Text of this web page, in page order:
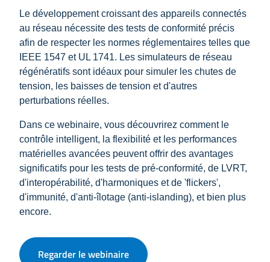
Le développement croissant des appareils connectés
au réseau nécessite des tests de conformité précis
afin de respecter les normes réglementaires telles que
IEEE 1547 et UL 1741. Les simulateurs de réseau
régénératifs sont idéaux pour simuler les chutes de
tension, les baisses de tension et d'autres
perturbations réelles.
Dans ce webinaire, vous découvrirez comment le
contrôle intelligent, la flexibilité et les performances
matérielles avancées peuvent offrir des avantages
significatifs pour les tests de pré-conformité, de LVRT,
d'interopérabilité, d'harmoniques et de 'flickers',
d'immunité, d'anti-îlotage (anti-islanding), et bien plus
encore.
Regarder le webinaire